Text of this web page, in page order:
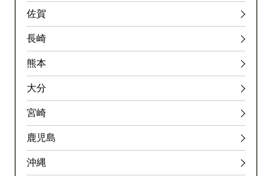
佐賀
長崎
熊本
大分
宮崎
鹿児島
沖縄